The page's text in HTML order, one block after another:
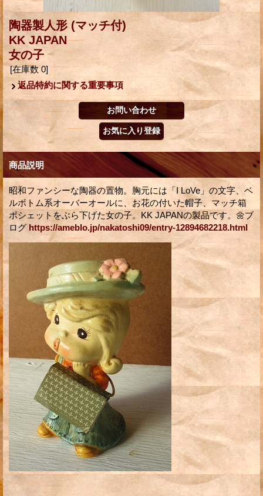
陶器製人形 (マッチ付)
KK JAPAN
女の子
[在庫数 0]
返品特約に関する重要事項
商品説明
昭和ファンシーな陶器の置物。胸元には「I LoVe」の文字、ベ
ルボトム系オーバーオールに、お花の付いた帽子、マッチ箱
ポシェットをぶら下げた女の子。KK JAPANの製品です。🌼ブ
ログ https://ameblo.jp/nakatoshi09/entry-12894682218.html